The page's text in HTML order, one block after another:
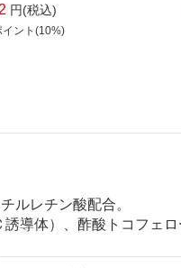
円(税込)
イント(10%)
ルレチン酸配合。
導体）、酢酸トコフェ